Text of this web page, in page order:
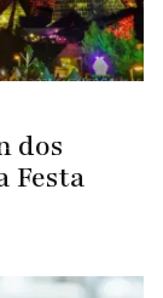
dos
Festa